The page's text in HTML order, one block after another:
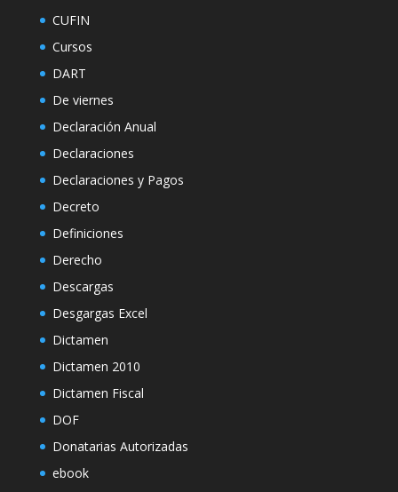
CUFIN
Cursos
DART
De viernes
Declaración Anual
Declaraciones
Declaraciones y Pagos
Decreto
Definiciones
Derecho
Descargas
Desgargas Excel
Dictamen
Dictamen 2010
Dictamen Fiscal
DOF
Donatarias Autorizadas
ebook